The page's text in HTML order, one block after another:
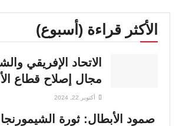
الأكثر قراءة (أسبوع)
الاتحاد الإفريقي
مجال إصلاح قطاع
أكتوبر 22, 2024
صمود الأبطال: ثورة